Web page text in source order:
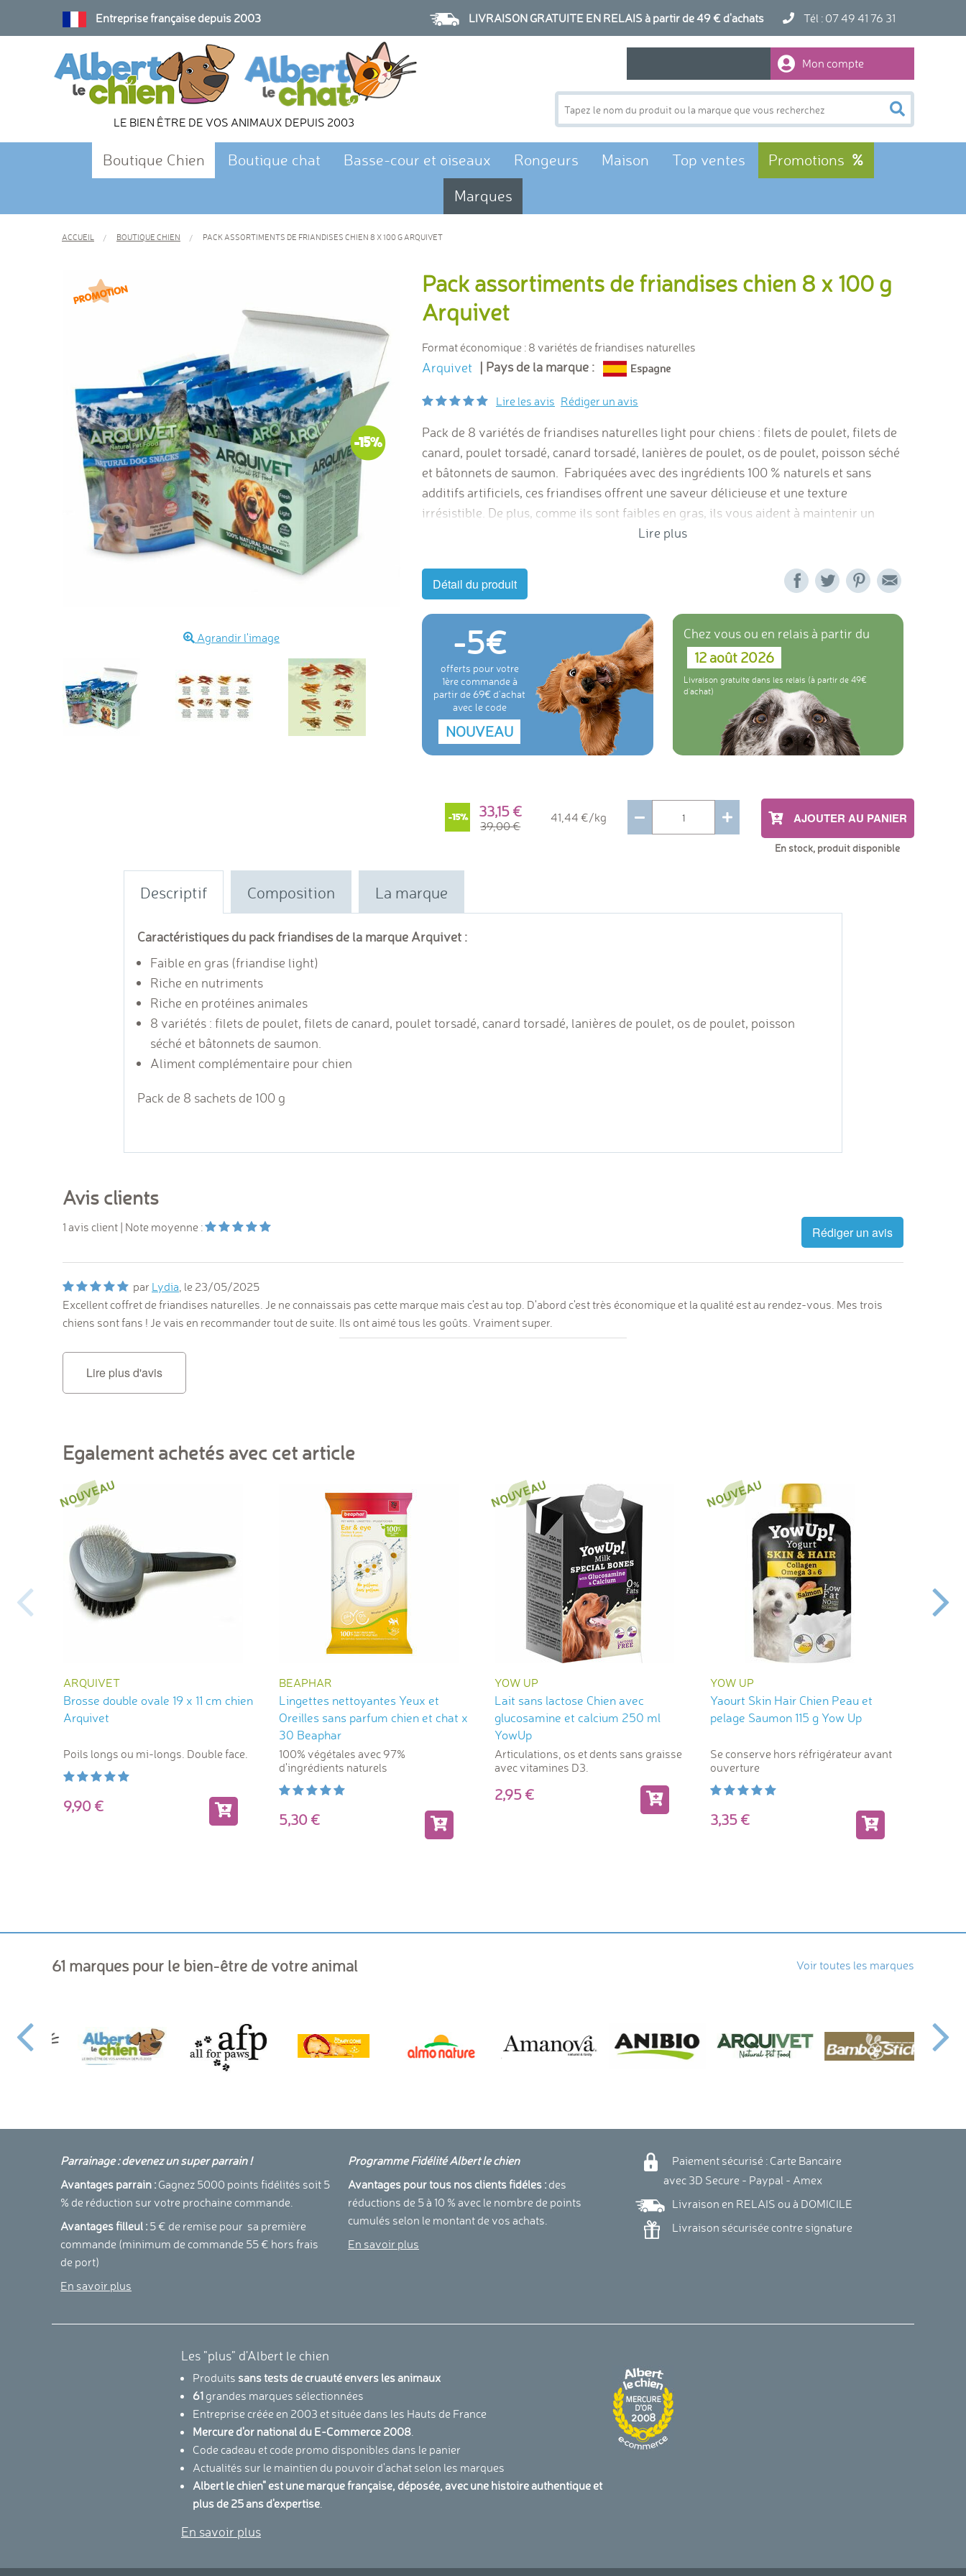
Entreprise française depuis 2003 LIVRAISON GRATUITE EN RELAIS à partir de 49 € d'achats Tél : 07 49 41 76 31
LE BIEN ÊTRE DE VOS ANIMAUX DEPUIS 2003
Mon compte
Boutique Chien Boutique chat Basse-cour et oiseaux Rongeurs Maison Top ventes
Promotions
Marques
ACCUEIL BOUTIQUE CHIEN PACK ASSORTIMENTS DE FRIANDISES CHIEN 8 X 100 G ARQUIVET
-15%
Agrandir l'image
Pack assortiments de friandises chien 8 x 100 g
Arquivet
Format économique : 8 variétés de friandises naturelles
Arquivet | Pays de la marque :
Lire les avis Rédiger un avis
Pack de 8 variétés de friandises naturelles light pour chiens : filets de poulet, filets de
canard, poulet torsadé, canard torsadé, lanières de poulet, os de poulet, poisson séché
et bâtonnets de saumon. Fabriquées avec des ingrédients 100 % naturels et sans
additifs artificiels, ces friandises offrent une saveur délicieuse et une texture
irrésistible. De plus, comme ils sont faibles en gras, ils vous aident à maintenir un
Lire plus
Détail du produit
-5
offerts pour votre
1ère commande à
partir de 69€ d'achat
avec le code
NOUVEAU
Chez vous ou en relais à partir du
12 août 2026
Livraison gratuite dans les relais (à partir de 49
d'achat)
-15% 33,15
39,00
41,44 €/kg AJOUTER AU PANIER
En stock, produit disponible
Descriptif Composition La marque
Caractéristiques du pack friandises de la marque Arquivet :
Faible en gras (friandise light)
Riche en nutriments
Riche en protéines animales
8 variétés : filets de poulet, filets de canard, poulet torsadé, canard torsadé, lanières de poulet, os de poulet, poisson
séché et bâtonnets de saumon.
Aliment complémentaire pour chien
Pack de 8 sachets de 100 g
Avis clients
1 avis client | Note moyenne : Rédiger un avis
par Lydia, le 23/05/2025
Excellent coffret de friandises naturelles. Je ne connaissais pas cette marque mais c'est au top. D'abord c'est très économique et la qualité est au rendez-vous. Mes trois
chiens sont fans ! Je vais en recommander tout de suite. Ils ont aimé tous les goûts. Vraiment super.
Lire plus d'avis
Egalement achetés avec cet article
ARQUIVET
Brosse double ovale 19 x 11 cm chien
Arquivet
Poils longs ou mi-longs. Double face.
9,90
BEAPHAR
Lingettes nettoyantes Yeux et
Oreilles sans parfum chien et chat x
30 Beaphar
100% végétales avec 97%
d'ingrédients naturels
5,30
YOW UP
Lait sans lactose Chien avec
glucosamine et calcium 250 ml
YowUp
Articulations, os et dents sans graisse
avec vitamines D3.
2,95
YOW UP
Yaourt Skin Hair Chien Peau et
pelage Saumon 115 g Yow Up
Se conserve hors réfrigérateur avant
ouverture
3,35
61 marques pour le bien-être de votre animal Voir toutes les marques
Parrainage : devenez un super parrain !
Avantages parrain : Gagnez 5000 points fidélités soit 5
% de réduction sur votre prochaine commande.
Avantages filleul : 5 € de remise pour sa première
commande (minimum de commande 55 € hors frais
de port)
En savoir plus
Programme Fidélité Albert le chien
Avantages pour tous nos clients fidéles : des
réductions de 5 à 10 % avec le nombre de points
cumulés selon le montant de vos achats.
En savoir plus
Paiement sécurisé : Carte Bancaire
avec 3D Secure - Paypal - Amex
Livraison en RELAIS ou à DOMICILE
Livraison sécurisée contre signature
Les "plus" d'Albert le chien
Produits sans tests de cruauté envers les animaux
61 grandes marques sélectionnées
Entreprise créée en 2003 et située dans les Hauts de France
Mercure d'or national du E-Commerce 2008.
Code cadeau et code promo disponibles dans le panier
Actualités sur le maintien du pouvoir d'achat selon les marques
Albert le chien" est une marque française, déposée, avec une histoire authentique et
plus de 25 ans d'expertise.
En savoir plus